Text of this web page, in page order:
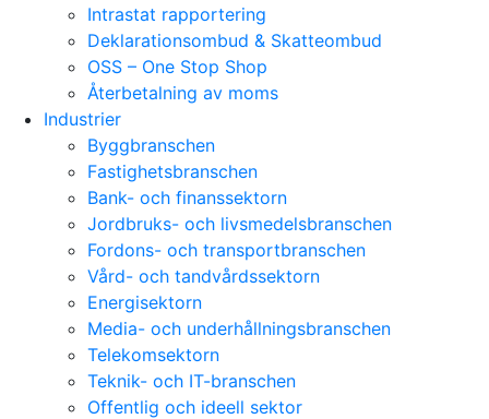
Intrastat rapportering
Deklarationsombud & Skatteombud
OSS – One Stop Shop
Återbetalning av moms
Industrier
Byggbranschen
Fastighetsbranschen
Bank- och finanssektorn
Jordbruks- och livsmedelsbranschen
Fordons- och transportbranschen
Vård- och tandvårdssektorn
Energisektorn
Media- och underhållningsbranschen
Telekomsektorn
Teknik- och IT-branschen
Offentlig och ideell sektor